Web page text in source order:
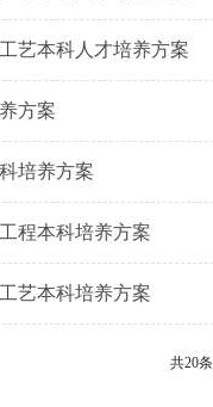
艺本科人才培养方案
方案
培养方案
程本科培养方案
艺本科培养方案
共20条